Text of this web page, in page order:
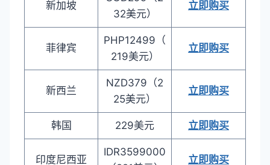
新加坡
32美元）
立即购买
菲律宾
PHP12499（
219美元）
立即购买
新西兰
NZD379（2
25美元）
立即购买
韩国 229美元 立即购买
印度尼西亚
IDR3599000
立即购买